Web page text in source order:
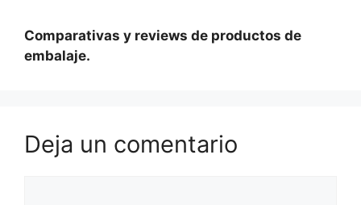
Comparativas y reviews de productos de
embalaje.
Deja un comentario